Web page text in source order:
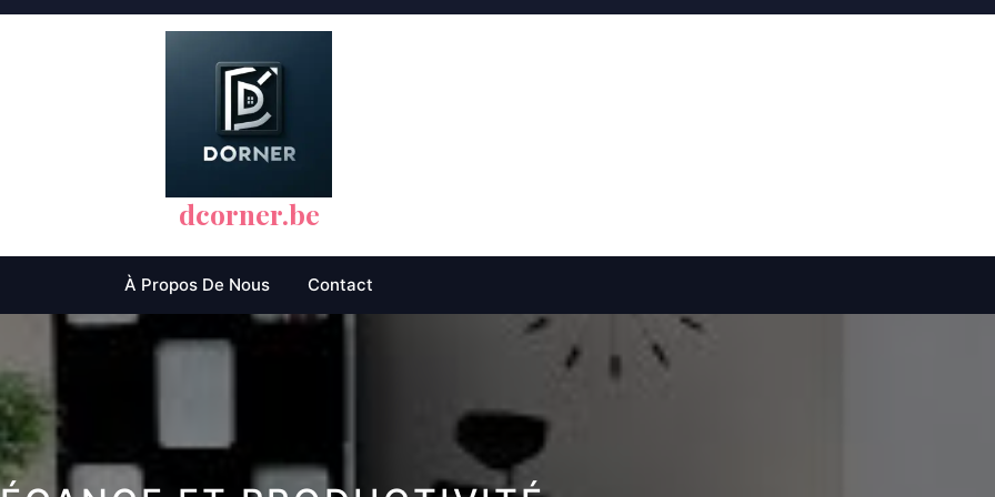
dcorner.be
À Propos De Nous Contact